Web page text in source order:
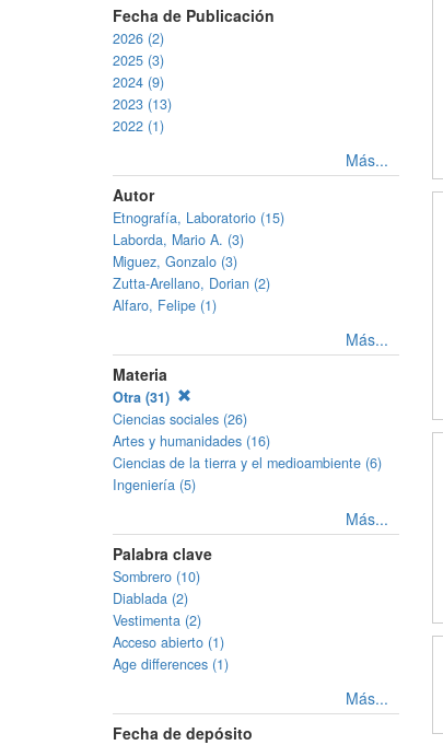
Fecha de Publicación
2026 (2)
2025 (3)
2024 (9)
2023 (13)
2022 (1)
Más...
Autor
Etnografía, Laboratorio (15)
Laborda, Mario A. (3)
Miguez, Gonzalo (3)
Zutta-Arellano, Dorian (2)
Alfaro, Felipe (1)
Más...
Materia
Otra (31)
Ciencias sociales (26)
Artes y humanidades (16)
Ciencias de la tierra y el medioambiente (6)
Ingeniería (5)
Más...
Palabra clave
Sombrero (10)
Diablada (2)
Vestimenta (2)
Acceso abierto (1)
Age differences (1)
Más...
Fecha de depósito